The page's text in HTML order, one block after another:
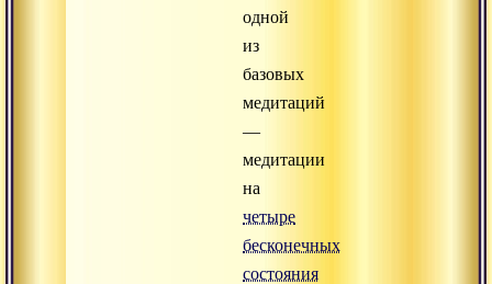
одной
из
базовых
медитаций
—
медитации
на
четыре
бесконечных
состояния